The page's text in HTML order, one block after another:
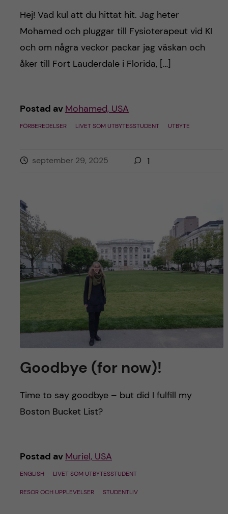
Hej! Vad kul att du hittat hit. Jag heter
Mohamed och pluggar till Fysioterapeut vid KI
och om några veckor packar jag väskan och
åker till Fort Lauderdale i Florida, […]
Postad av Mohamed, USA
FÖRBEREDELSER LIVET SOM UTBYTESSTUDENT UTBYTE
september 29, 2025 1
Goodbye (for now)!
Time to say goodbye – but did I fulfill my
Boston Bucket List?
Postad av Muriel, USA
ENGLISH LIVET SOM UTBYTESSTUDENT
RESOR OCH UPPLEVELSER STUDENTLIV